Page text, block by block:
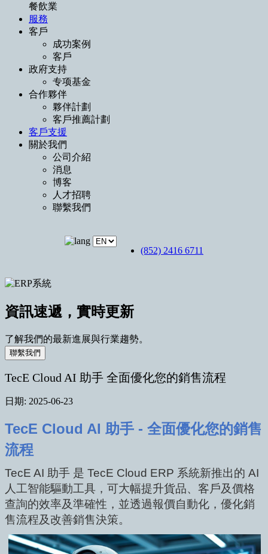
餐飲業
服務
客戶
成功案例
客戶
政府支持
专项基金
合作夥伴
夥伴計劃
客戶推薦計劃
客戶支援
關於我們
公司介紹
消息
博客
人才招聘
聯繫我們
(852) 2416 6711
資訊速遞，實時更新
了解我們的最新進展與行業趨勢。
聯繫我們
TecE Cloud AI 助手 全面優化您的銷售流程
日期: 2025-06-23
TecE Cloud AI 助手 - 全面優化您的銷售
流程
TecE AI 助手 是 TecE Cloud ERP 系統新推出的 AI
人工智能驅動工具，可大幅提升貨品、客戶及價格
查詢的效率及準確性，並透過報價自動化，優化銷
售流程及改善銷售決策。